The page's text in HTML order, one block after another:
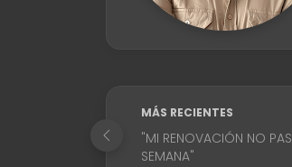
MÁS RECIENTES
"MI RENOVACIÓN NO
SEMANA"